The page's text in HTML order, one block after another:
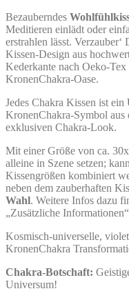
Bezauberndes
Meditieren einlädt oder
erstrahlen lässt.
Kissen-Design aus
Kederkante nach Oeko-
KronenChakra-Oase.
Jedes Chakra Kissen ist ein
KronenChakra-Symbol aus
exklusiven Chakra-Look.
Mit einer Größe von ca.
alleine in Szene setzen;
Kissengrößen kombiniert
neben dem zauberhaften
Wahl. Weitere Infos dazu
„Zusätzliche
Kosmisch-universelle,
KronenChakra
Chakra-Botschaft:
Universum!